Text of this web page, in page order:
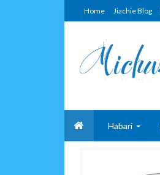
Home Jiachie Blog
Habari